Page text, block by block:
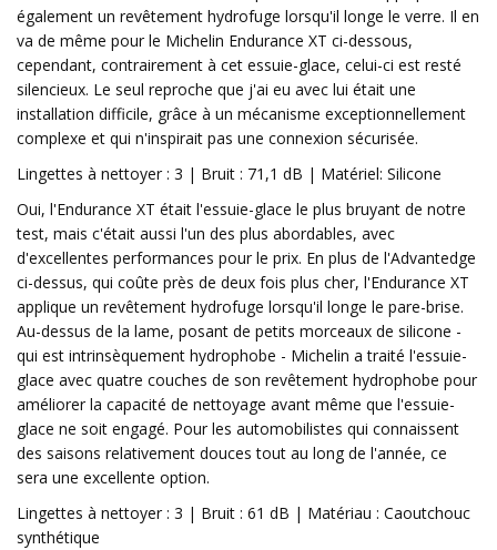
également un revêtement hydrofuge lorsqu'il longe le verre. Il en
va de même pour le Michelin Endurance XT ci-dessous,
cependant, contrairement à cet essuie-glace, celui-ci est resté
silencieux. Le seul reproche que j'ai eu avec lui était une
installation difficile, grâce à un mécanisme exceptionnellement
complexe et qui n'inspirait pas une connexion sécurisée.
Lingettes à nettoyer : 3 | Bruit : 71,1 dB | Matériel: Silicone
Oui, l'Endurance XT était l'essuie-glace le plus bruyant de notre
test, mais c'était aussi l'un des plus abordables, avec
d'excellentes performances pour le prix. En plus de l'Advantedge
ci-dessus, qui coûte près de deux fois plus cher, l'Endurance XT
applique un revêtement hydrofuge lorsqu'il longe le pare-brise.
Au-dessus de la lame, posant de petits morceaux de silicone -
qui est intrinsèquement hydrophobe - Michelin a traité l'essuie-
glace avec quatre couches de son revêtement hydrophobe pour
améliorer la capacité de nettoyage avant même que l'essuie-
glace ne soit engagé. Pour les automobilistes qui connaissent
des saisons relativement douces tout au long de l'année, ce
sera une excellente option.
Lingettes à nettoyer : 3 | Bruit : 61 dB | Matériau : Caoutchouc
synthétique